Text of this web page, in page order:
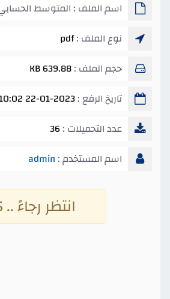
اسم الملف : المتوسط
نوع الملف :pdf
حجم الملف :639.88 KB
تاريخ الرفع :22-01-2023 10:02 م
عدد التحميلات : 36
اسم المستخدم : admin
انتظر رجاءً .. 5